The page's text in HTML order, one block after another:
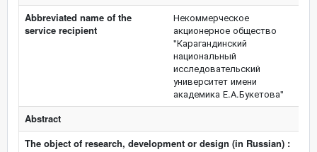
Abbreviated name of the
service recipient
Некоммерческое
акционерное общество
"Карагандинский
национальный
исследовательский
университет имени
академика Е.А.Букетова"
Abstract
The object of research, development or design (in Russian) :